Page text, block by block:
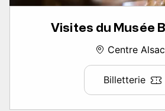
Visites du Musée
Centre
Billetterie